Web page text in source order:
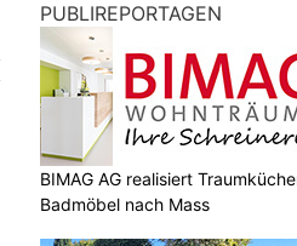
PUBLIREPORTAGEN
BIMAG AG realisiert
Badmöbel nach Mass